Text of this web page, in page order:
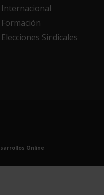
Internacional
Formación
Elecciones Sindicales
Online